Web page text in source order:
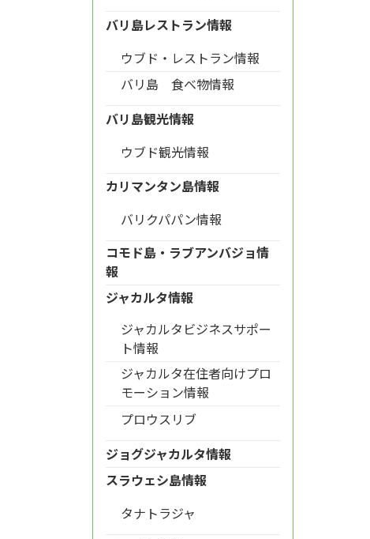
バリ島レストラン情報
ウブド・レストラン情報
バリ島 食べ物情報
バリ島観光情報
ウブド観光情報
カリマンタン島情報
バリクパパン情報
コモド島・ラブアンバジョ情
報
ジャカルタ情報
ジャカルタビジネスサポー
ト情報
ジャカルタ在住者向けプロ
モーション情報
プロウスリブ
ジョグジャカルタ情報
スラウェシ島情報
タナトラジャ